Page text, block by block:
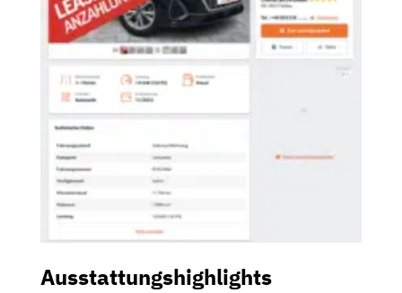
Ausstattungshighlights